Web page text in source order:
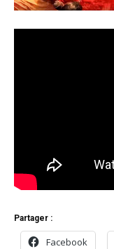
Partager :
Facebook